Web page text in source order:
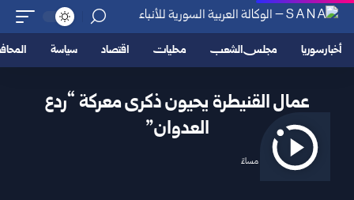
أخبار سوريا مجلس الشعب محليات اقتصاد سياسة
عمال القنيطرة يحيون ذكرى معركة “ردع
العدوان”
2025/11/27 9:59 مساءً